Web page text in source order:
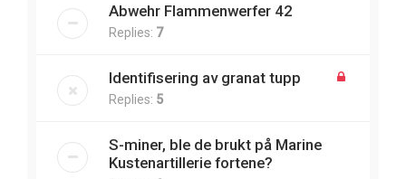
Abwehr Flammenwerfer 42
Replies: 7
Identifisering av granat tupp
Replies: 5
S-miner, ble de brukt på Marine
Kustenartillerie fortene?